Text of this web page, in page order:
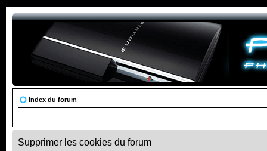
Index du forum
Supprimer les cookies du forum